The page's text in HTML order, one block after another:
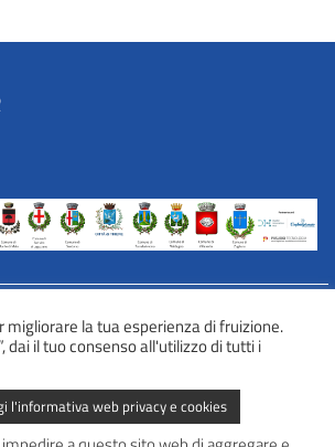
PRIVACY E COOKIES
trasparenti per l’esercizio dei diritti
migliorare la tua esperienza di fruizione.
dai il tuo consenso all'utilizzo di tutti i
l'informativa web privacy e cookies